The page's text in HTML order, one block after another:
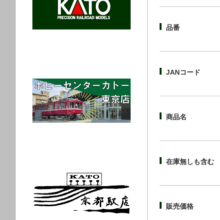
品番
JANコード
商品名
在庫無しも含む
販売価格